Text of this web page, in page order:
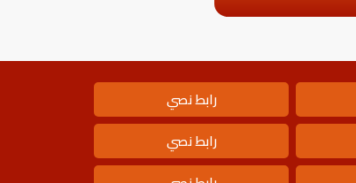
رابط نصي
رابط نصي